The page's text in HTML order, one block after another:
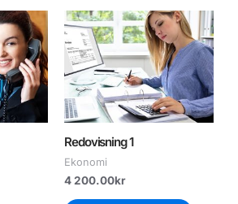
Redovisning 1
Ekonomi
4 200.00kr